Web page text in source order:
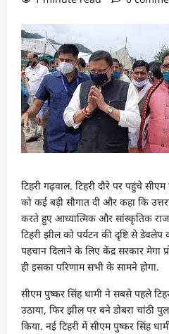
टिहरी गढ़वाल. टिहरी दौरे पर पहुंचे सीएम
को कई बड़ी सौगात दी और कहा कि
करते हुए आध्यात्मिक और सांस्कृतिक
टिहरी झील को पर्यटन की दृष्टि से
पहचान दिलाने के लिए केंद्र सरकार मेगा
ही इसका परिणाम सभी के सामने होगा.
सीएम पुष्कर सिंह धामी ने सबसे पहले
उठाया, फिर झील पर बने डोबरा चांठी
किया. नई टिहरी में सीएम पुष्कर सिंह